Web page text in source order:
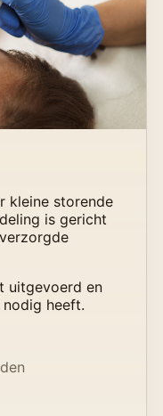
kleine storende
is gericht
uitgevoerd en
heeft.